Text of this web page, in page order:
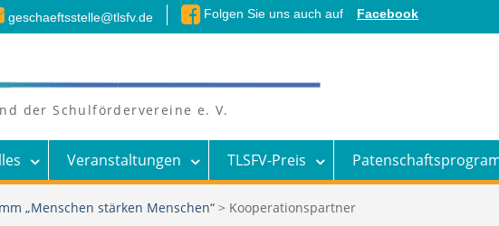
geschaeftsstelle@tlsfv.de Folgen Sie uns auch auf Facebook
der Schulfördervereine e. V.
Veranstaltungen TLSFV-Preis
„Menschen stärken Menschen“ > Kooperationspartner